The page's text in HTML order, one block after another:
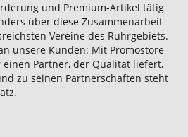
und Premium-Artikel tätig
über diese Zusammenarbeit
Vereine des Ruhrgebiets.
unsere Kunden: Mit Promostore
Partner, der Qualität liefert,
zu seinen Partnerschaften steht